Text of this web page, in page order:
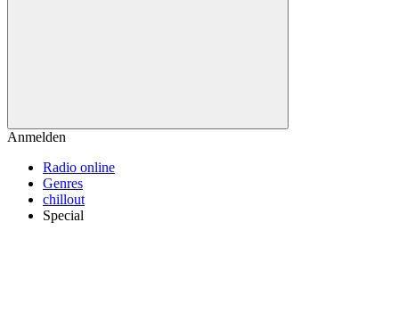
Anmelden
Radio online
Genres
chillout
Special